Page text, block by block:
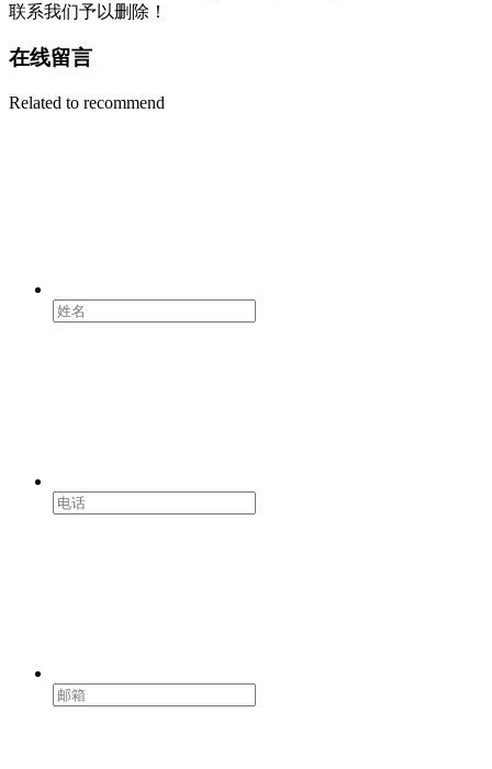
联系我们予以删除！
在线留言
Related to recommend